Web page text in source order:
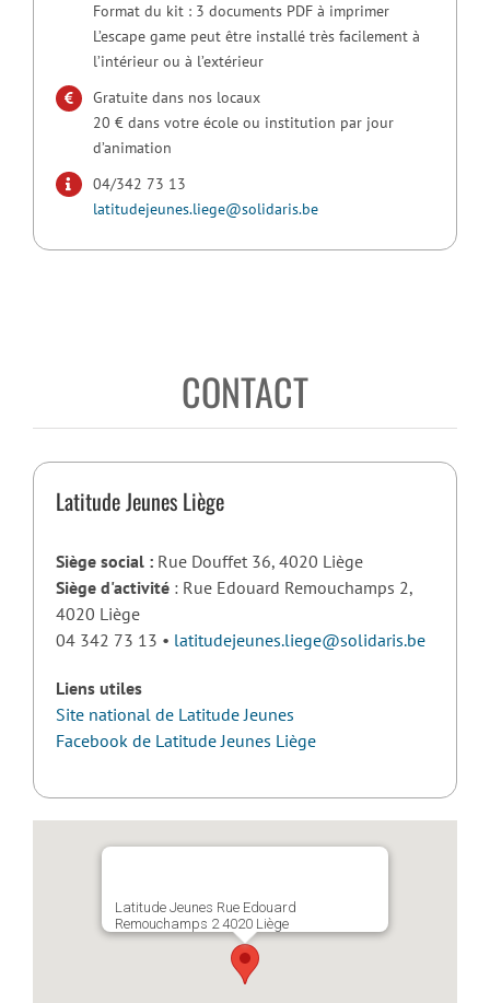
Format du kit : 3 documents PDF à imprimer
L’escape game peut être installé très facilement à
l’intérieur ou à l’extérieur
Gratuite dans nos locaux
20 € dans votre école ou institution par jour
d’animation
04/342 73 13
latitudejeunes.liege@solidaris.be
CONTACT
Latitude Jeunes Liège
Siège social : Rue Douffet 36, 4020 Liège
Siège d'activité: Rue Edouard Remouchamps 2,
4020 Liège
04 342 73 13 • latitudejeunes.liege@solidaris.be
Liens utiles
Site national de Latitude Jeunes
Facebook de Latitude Jeunes Liège
Latitude Jeunes Rue Edouard
Remouchamps 2 4020 Liège